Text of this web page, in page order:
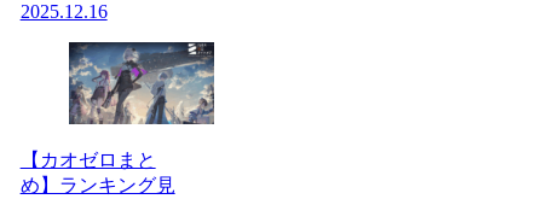
2025.12.16
【カオゼロまと
め】ランキング見